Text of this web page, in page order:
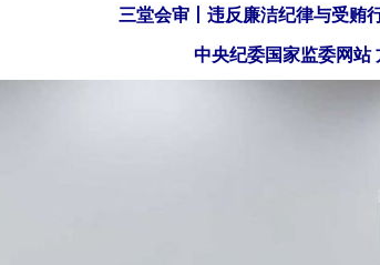
三堂会审丨违反廉洁纪律与受贿行
中央纪委国家监委网站